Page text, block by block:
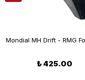
₺ 425.00